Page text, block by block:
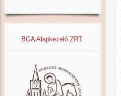
BGA Alapkezelő ZRT.